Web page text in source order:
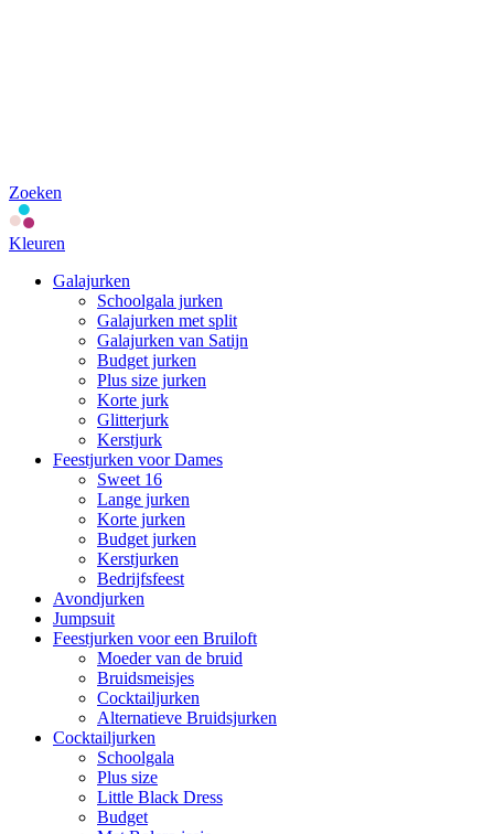
Zoeken
Kleuren
Galajurken
Schoolgala jurken
Galajurken met split
Galajurken van Satijn
Budget jurken
Plus size jurken
Korte jurk
Glitterjurk
Kerstjurk
Feestjurken voor Dames
Sweet 16
Lange jurken
Korte jurken
Budget jurken
Kerstjurken
Bedrijfsfeest
Avondjurken
Jumpsuit
Feestjurken voor een Bruiloft
Moeder van de bruid
Bruidsmeisjes
Cocktailjurken
Alternatieve Bruidsjurken
Cocktailjurken
Schoolgala
Plus size
Little Black Dress
Budget